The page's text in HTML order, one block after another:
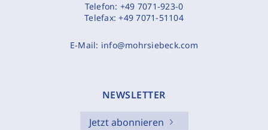
Telefon: +49 7071-923-0
Telefax:+49 7071-51104
E-Mail: info@mohrsiebeck.com
NEWSLETTER
Jetzt abonnieren